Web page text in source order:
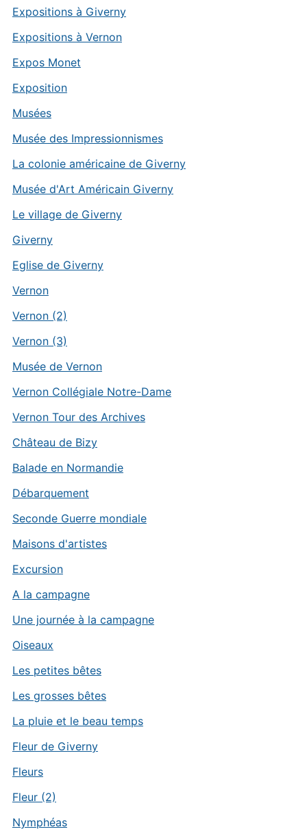
Expositions à Giverny
Expositions à Vernon
Expos Monet
Exposition
Musées
Musée des Impressionnismes
La colonie américaine de Giverny
Musée d'Art Américain Giverny
Le village de Giverny
Giverny
Eglise de Giverny
Vernon
Vernon (2)
Vernon (3)
Musée de Vernon
Vernon Collégiale Notre-Dame
Vernon Tour des Archives
Château de Bizy
Balade en Normandie
Débarquement
Seconde Guerre mondiale
Maisons d'artistes
Excursion
A la campagne
Une journée à la campagne
Oiseaux
Les petites bêtes
Les grosses bêtes
La pluie et le beau temps
Fleur de Giverny
Fleurs
Fleur (2)
Nymphéas